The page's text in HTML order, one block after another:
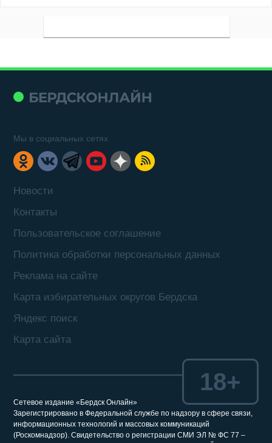
Новости
Контакты
Пользовательское соглашение
Политика обработки персональных данных
Реклама на сайте
Карта избирательных округов Бердска
Яндекс поиск
Карта сайта
Мы в социальных сетях
Сетевое издание «Бердск Онлайн»
Зарегистрировано в Федеральной службе по надзору в сфере связи,
информационных технологий и массовых коммуникаций
(Роскомнадзор). Свидетельство о регистрации СМИ ЭЛ № ФС 77 –
18+